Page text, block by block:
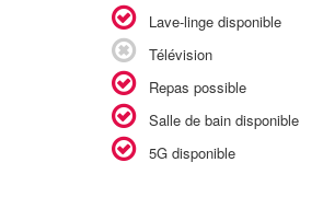
Lave-linge disponible
Télévision
Repas possible
Salle de bain disponible
5G disponible